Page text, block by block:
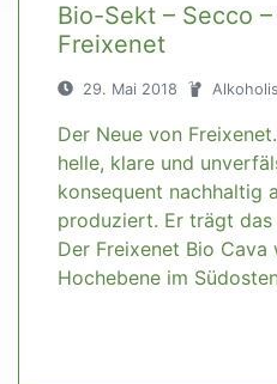
Bio-Sekt – Secco
Freixenet
29. Mai 2018
Der Neue von
helle, klare und
konsequent nachhaltig
produziert. Er trägt
Der Freixenet Bio
Hochebene im